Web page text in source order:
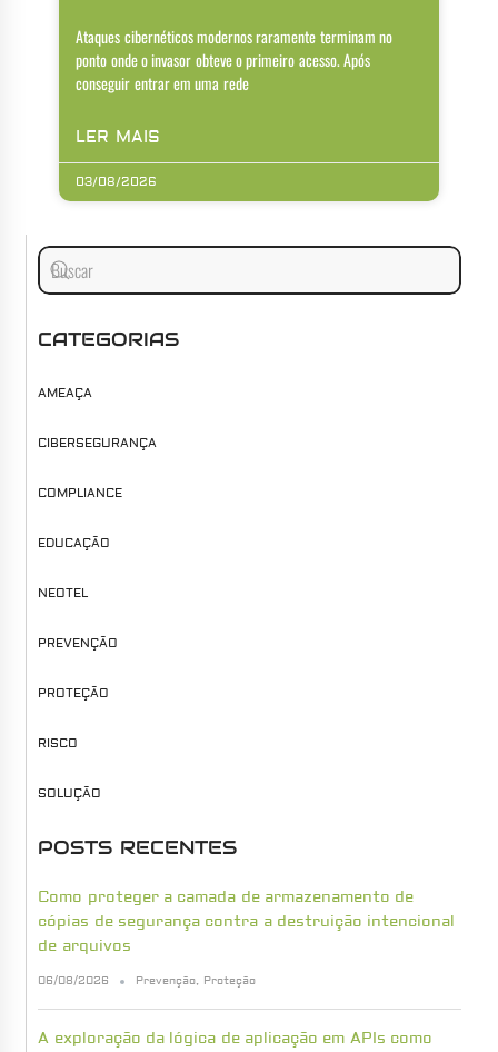
Ataques cibernéticos modernos raramente terminam no
ponto onde o invasor obteve o primeiro acesso. Após
conseguir entrar em uma rede
LER MAIS
03/08/2026
CATEGORIAS
AMEAÇA
CIBERSEGURANÇA
COMPLIANCE
EDUCAÇÃO
NEOTEL
PREVENÇÃO
PROTEÇÃO
RISCO
SOLUÇÃO
POSTS RECENTES
Como proteger a camada de armazenamento de
cópias de segurança contra a destruição intencional
de arquivos
06/08/2026 Prevenção, Proteção
A exploração da lógica de aplicação em APIs como